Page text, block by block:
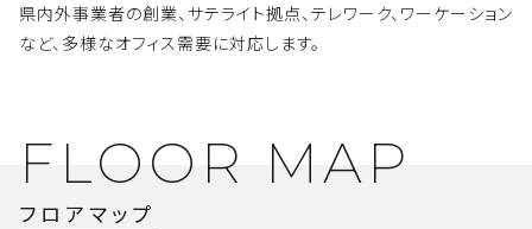
県内外事業者の創業、サテライト拠点、テレワーク、ワーケーション
など、 多様なオフィス需要に対応します。
FLOOR MAP
フロアマップ